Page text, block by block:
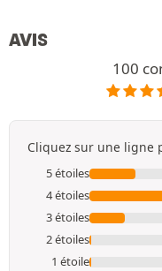
AVIS
100
Cliquez sur une ligne
5 étoiles
4 étoiles
3 étoiles
2 étoiles
1 étoile